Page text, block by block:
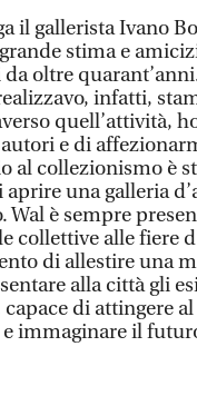
il gallerista Ivano
stima e
oltre
infatti,
quell’attività,
e di
al collezionismo è
aprire una galleria
Wal è sempre
collettive alle fiere
di allestire una
alla città gli
di attingere
immaginare il